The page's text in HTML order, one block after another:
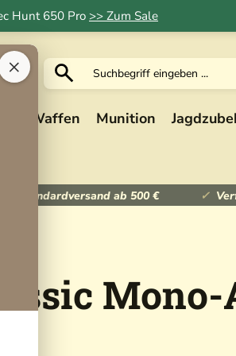
Hunt 650 Pro >> Zum Sale
×
Waffen Munition
Standardversand ab 500 €
Mono-